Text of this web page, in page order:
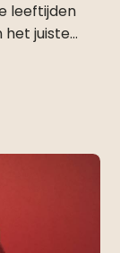
leeftijden
het juiste…